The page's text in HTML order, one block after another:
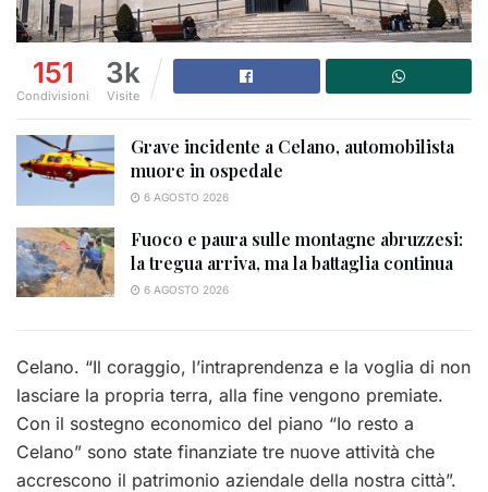
151
Condivisioni
3k
Visite
Grave incidente a Celano, automobilista
muore in ospedale
6 AGOSTO 2026
Fuoco e paura sulle montagne abruzzesi:
la tregua arriva, ma la battaglia continua
6 AGOSTO 2026
Celano. “Il coraggio, l’intraprendenza e la voglia di non
lasciare la propria terra, alla fine vengono premiate.
Con il sostegno economico del piano “Io resto a
Celano” sono state finanziate tre nuove attività che
accrescono il patrimonio aziendale della nostra città”.